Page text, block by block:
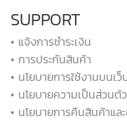
SUPPORT
• แจ้งการชำระเงิน
• การประกันสินค้า
• นโยบายการใช้งานบนเว็
• นโยบายความเป็นส่วนตัว
• นโยบายการคืนสินค้าแล